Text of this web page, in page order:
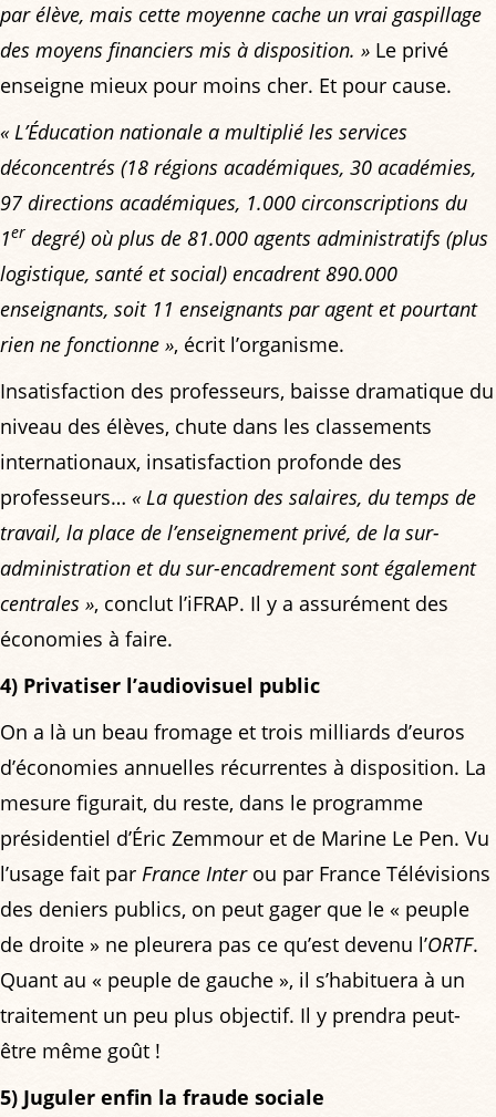
par élève, mais cette moyenne cache un vrai gaspillage
des moyens financiers mis à disposition. » Le privé
enseigne mieux pour moins cher. Et pour cause.
« L’Éducation nationale a multiplié les services
déconcentrés (18 régions académiques, 30 académies,
97 directions académiques, 1.000 circonscriptions du
1er degré) où plus de 81.000 agents administratifs (plus
logistique, santé et social) encadrent 890.000
enseignants, soit 11 enseignants par agent et pourtant
rien ne fonctionne », écrit l’organisme.
Insatisfaction des professeurs, baisse dramatique du
niveau des élèves, chute dans les classements
internationaux, insatisfaction profonde des
professeurs… « La question des salaires, du temps de
travail, la place de l’enseignement privé, de la sur-
administration et du sur-encadrement sont également
centrales », conclut l’iFRAP. Il y a assurément des
économies à faire.
4) Privatiser l’audiovisuel public
On a là un beau fromage et trois milliards d’euros
d’économies annuelles récurrentes à disposition. La
mesure figurait, du reste, dans le programme
présidentiel d’Éric Zemmour et de Marine Le Pen. Vu
l’usage fait par France Interou par France Télévisions
des deniers publics, on peut gager que le « peuple
de droite » ne pleurera pas ce qu’est devenu l’ORTF.
Quant au « peuple de gauche », il s’habituera à un
traitement un peu plus objectif. Il y prendra peut-
être même goût !
5) Juguler enfin la fraude sociale